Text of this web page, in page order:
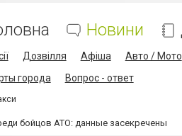
Новини
Дозвілля Афіша Авто / Мото
города
Вопрос - ответ
бойцов АТО: данные засекречены